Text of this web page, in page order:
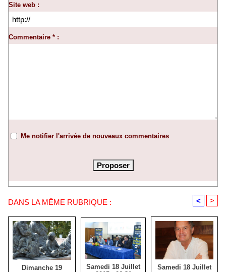
Site web :
Commentaire * :
Me notifier l'arrivée de nouveaux commentaires
DANS LA MÊME RUBRIQUE : < >
Dimanche 19
Samedi 18 Juillet
Samedi 18 Juillet